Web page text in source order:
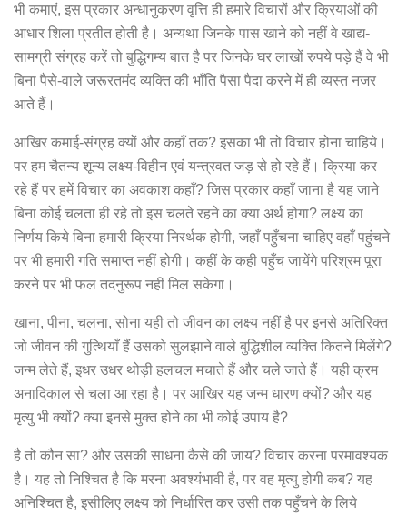
भी कमाएं, इस प्रकार अन्धानुकरण वृत्ति ही हमारे विचारों और क्रियाओं की
आधार शिला प्रतीत होती है। अन्यथा जिनके पास खाने को नहीं वे खाद्य-
सामग्री संग्रह करें तो बुद्धिगम्य बात है पर जिनके घर लाखों रुपये पड़े हैं वे भी
बिना पैसे-वाले जरूरतमंद व्यक्ति की भाँति पैसा पैदा करने में ही व्यस्त नजर
आते हैं।
आखिर कमाई-संग्रह क्यों और कहाँ तक? इसका भी तो विचार होना चाहिये।
पर हम चैतन्य शून्य लक्ष्य-विहीन एवं यन्त्रवत जड़ से हो रहे हैं। क्रिया कर
रहे हैं पर हमें विचार का अवकाश कहाँ? जिस प्रकार कहाँ जाना है यह जाने
बिना कोई चलता ही रहे तो इस चलते रहने का क्या अर्थ होगा? लक्ष्य का
निर्णय किये बिना हमारी क्रिया निरर्थक होगी, जहाँ पहुँचना चाहिए वहाँ पहुंचने
पर भी हमारी गति समाप्त नहीं होगी। कहीं के कही पहुँच जायेंगे परिश्रम पूरा
करने पर भी फल तदनुरूप नहीं मिल सकेगा।
खाना, पीना, चलना, सोना यही तो जीवन का लक्ष्य नहीं है पर इनसे अतिरिक्त
जो जीवन की गुत्थियाँ हैं उसको सुलझाने वाले बुद्धिशील व्यक्ति कितने मिलेंगे?
जन्म लेते हैं, इधर उधर थोड़ी हलचल मचाते हैं और चले जाते हैं। यही क्रम
अनादिकाल से चला आ रहा है। पर आखिर यह जन्म धारण क्यों? और यह
मृत्यु भी क्यों? क्या इनसे मुक्त होने का भी कोई उपाय है?
है तो कौन सा? और उसकी साधना कैसे की जाय? विचार करना परमावश्यक
है। यह तो निश्चित है कि मरना अवश्यंभावी है, पर वह मृत्यु होगी कब? यह
अनिश्चित है, इसीलिए लक्ष्य को निर्धारित कर उसी तक पहुँचने के लिये